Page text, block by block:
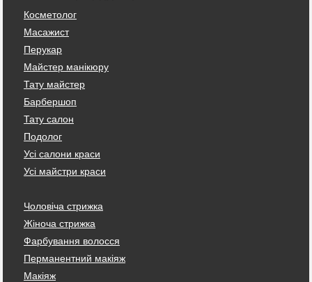
Косметолог
Масажист
Перукар
Майстер манікюру
Тату майстер
Барбершоп
Тату салон
Подолог
Усі салони краси
Усі майстри краси
Чоловіча стрижка
Жіноча стрижка
Фарбування волосся
Перманентний макіяж
Макіяж